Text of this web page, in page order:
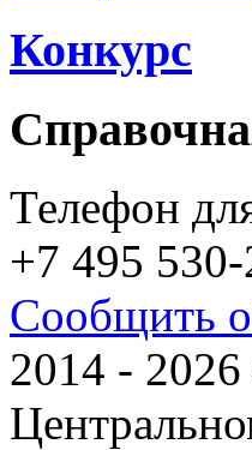
Конкурс
Телефон
+7 495
Сообщить
2014 -